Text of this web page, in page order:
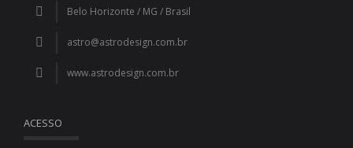
Belo Horizonte / MG / Brasil
astro@astrodesign.com.br
www.astrodesign.com.br
ACESSO